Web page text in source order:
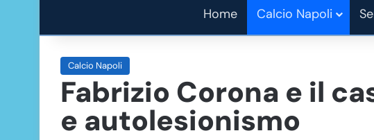
Home Calcio Napoli
Calcio Napoli
Fabrizio Corona e il
e autolesionismo